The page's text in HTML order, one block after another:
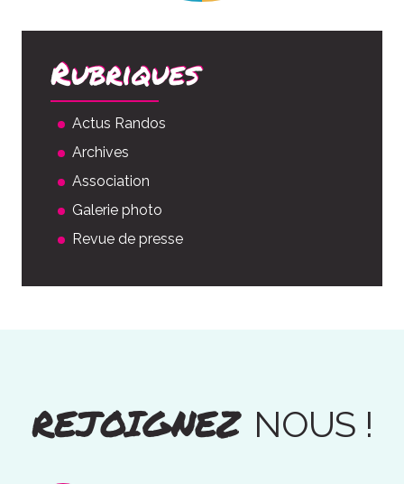
Rubriques
Actus Randos
Archives
Association
Galerie photo
Revue de presse
REJOIGNEZ NOUS !